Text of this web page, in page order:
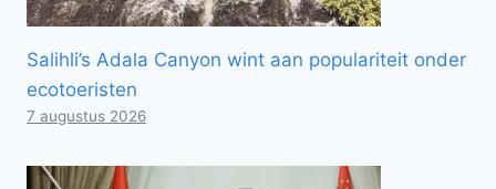
Salihli’s Adala Canyon wint aan populariteit onder
ecotoeristen
7 augustus 2026